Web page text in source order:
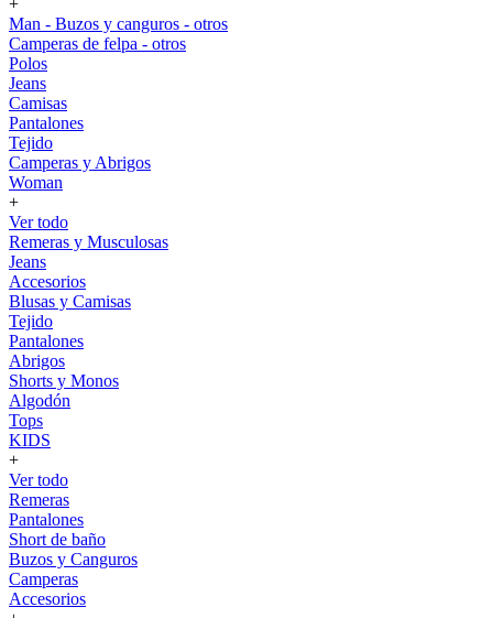
+
Man - Buzos y canguros - otros
Camperas de felpa - otros
Polos
Jeans
Camisas
Pantalones
Tejido
Camperas y Abrigos
Woman
+
Ver todo
Remeras y Musculosas
Jeans
Accesorios
Blusas y Camisas
Tejido
Pantalones
Abrigos
Shorts y Monos
Algodón
Tops
KIDS
+
Ver todo
Remeras
Pantalones
Short de baño
Buzos y Canguros
Camperas
Accesorios